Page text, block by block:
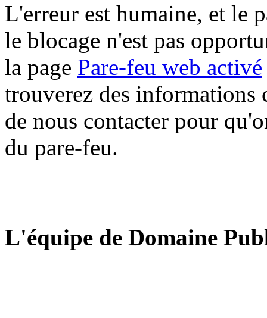
L'erreur est humaine, et le
le blocage n'est pas
la page Pare-feu web activé
trouverez des informations
de nous contacter pour
du pare-feu.
L'équipe de Domaine